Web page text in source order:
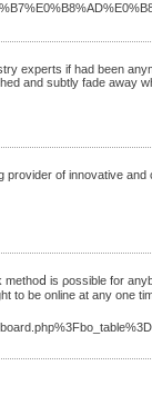
experts if had been
and subtly fade away
of innovative and
is ρosѕible for
to be online at any one